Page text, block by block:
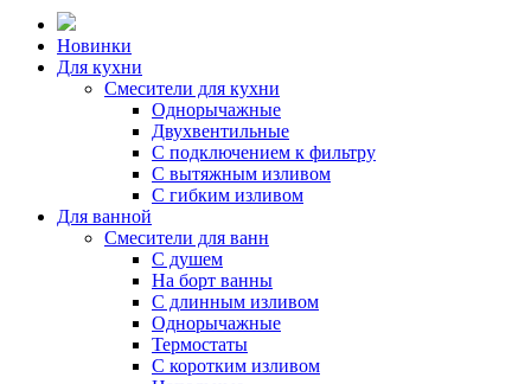
Новинки
Для кухни
Смесители для кухни
Однорычажные
Двухвентильные
С подключением к фильтру
С вытяжным изливом
С гибким изливом
Для ванной
Смесители для ванн
С душем
На борт ванны
С длинным изливом
Однорычажные
Термостаты
С коротким изливом